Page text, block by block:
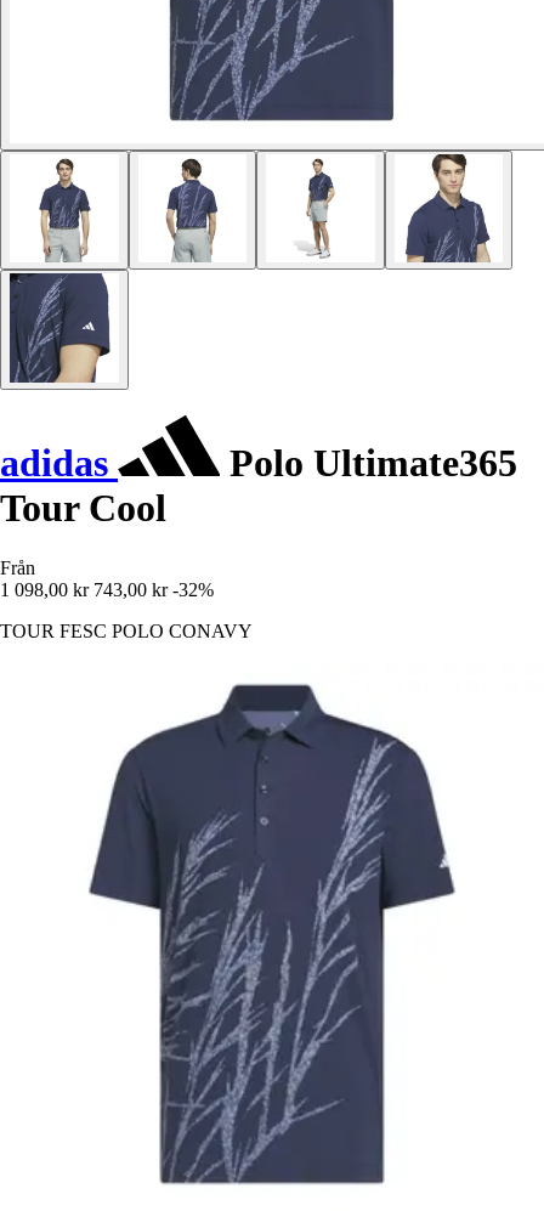
adidas
Polo Ultimate365
Tour Cool
Från
1 098,00 kr 743,00 kr -32%
TOUR FESC POLO CONAVY